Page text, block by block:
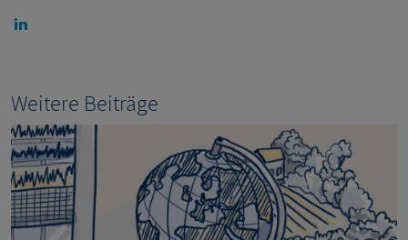
Weitere Beiträge